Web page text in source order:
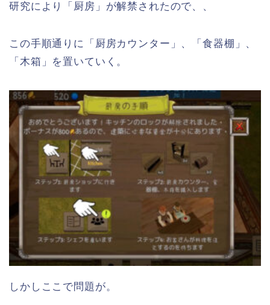
研究により「厨房」が解禁されたので、、
この手順通りに「厨房カウンター」、「食器棚」、
「木箱」を置いていく。
しかしここで問題が。